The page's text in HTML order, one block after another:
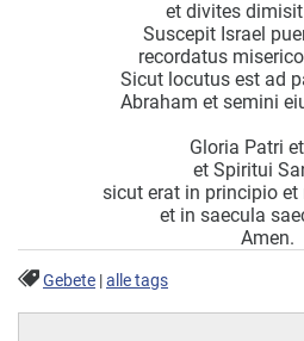
et divites
Suscepit Israel
recordatus
Sicut locutus est ad
Abraham et semini
Gloria Patri
et Spiritui
sicut erat in principio et
et in saecula
Amen.
Gebete |alle tags